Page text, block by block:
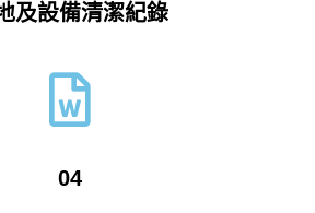
及設備清潔紀錄
04